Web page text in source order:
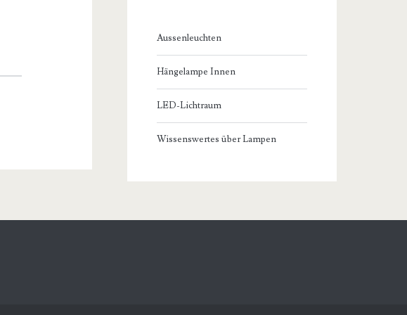
Aussenleuchten
Hängelampe Innen
LED-Lichtraum
Wissenswertes über Lampen